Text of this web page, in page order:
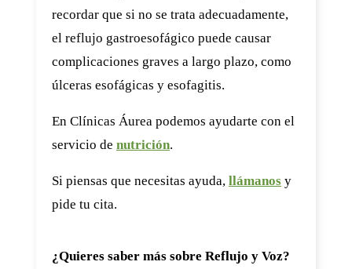
recordar que si no se trata adecuadamente,
el reflujo gastroesofágico puede causar
complicaciones graves a largo plazo, como
úlceras esofágicas y esofagitis.
En Clínicas Áurea podemos ayudarte con el
servicio de nutrición.
Si piensas que necesitas ayuda, llámanos y
pide tu cita.
¿Quieres saber más sobre Reflujo y Voz?